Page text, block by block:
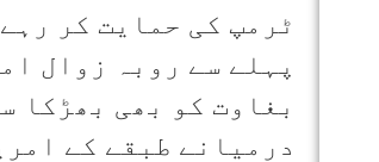
ٹرمپ کی حمایت کر
پہلے سے روبہ زوال
بغاوت کو بھی بھڑکا
درمیانے طبقے کے